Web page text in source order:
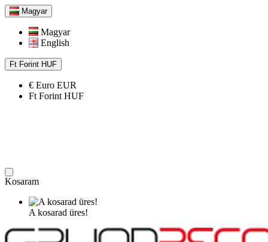
Magyar
Magyar
English
Ft Forint HUF
€ Euro EUR
Ft Forint HUF
Kosaram
A kosarad üres!